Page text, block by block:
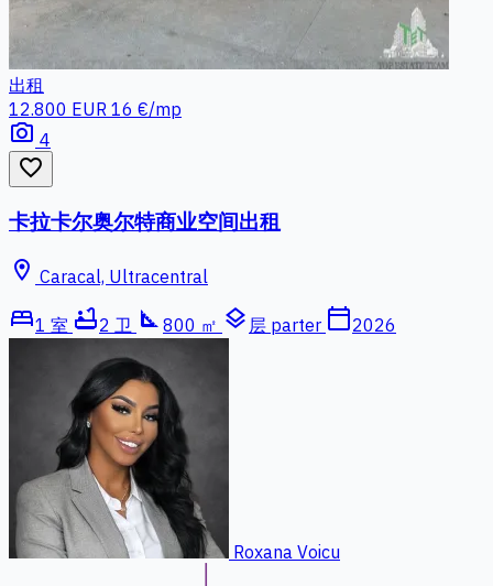
出租
12.800 EUR 16 €/mp
photo_camera 4
favorite_border
卡拉卡尔奥尔特商业空间出租
location_on Caracal, Ultracentral
bed1 室 bathtub2 卫 square_foot 800 ㎡ layers 层 parter calendar_today2026
Roxana Voicu